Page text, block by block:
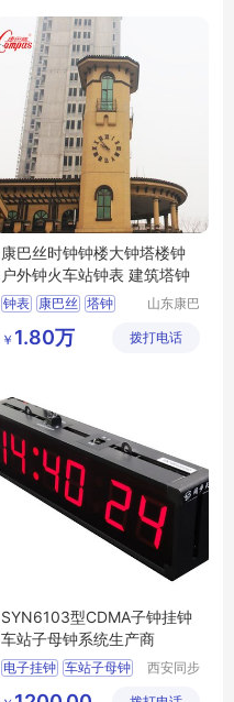
康巴丝时钟钟楼大钟塔楼钟
户外钟火车站钟表 建筑塔钟
钟表 康巴丝 塔钟
山东康巴
限公司
￥ 1.80万 拨打电话
SYN6103型CDMA子钟挂钟
车站子母钟系统生产商
电子挂钟 车站子母钟
西安同步